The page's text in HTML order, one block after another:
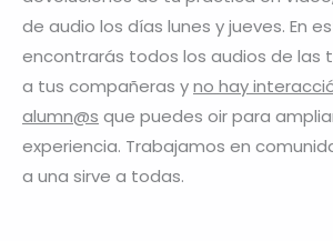
de audio los días lunes y jueves. En
encontrarás todos los audios de las
a tus compañeras yno hay
alumn@s que puedes oir para
experiencia. Trabajamos en
a una sirve a todas.